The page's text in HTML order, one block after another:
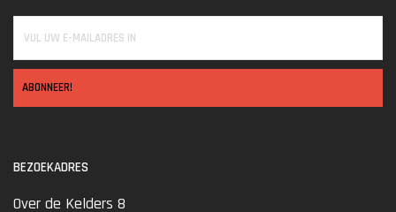
ABONNEER!
BEZOEKADRES
Over de Kelders 8